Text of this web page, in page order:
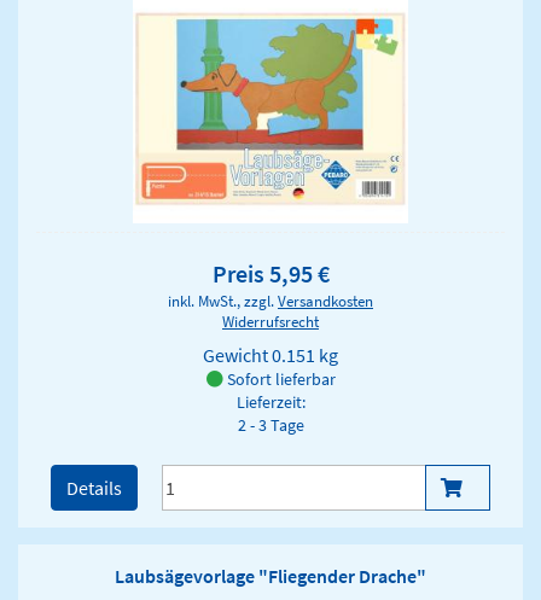
Preis 5,95 €
inkl. MwSt., zzgl.Versandkosten
Widerrufsrecht
Gewicht0.151 kg
Sofort lieferbar
Lieferzeit:
2 - 3 Tage
Details
Laubsägevorlage "Fliegender Drache"